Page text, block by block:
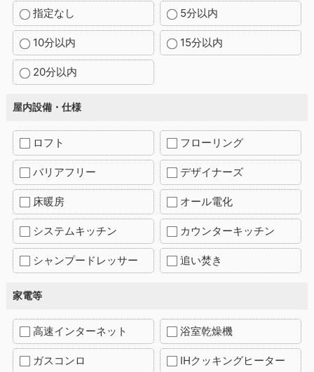
指定なし 5分以内
10分以内 15分以内
20分以内
屋内設備・仕様
ロフト フローリング
バリアフリー デザイナーズ
床暖房 オール電化
システムキッチン カウンターキッチン
シャンプードレッサー 追い焚き
家電等
高速インターネット 浴室乾燥機
ガスコンロ IHクッキングヒーター